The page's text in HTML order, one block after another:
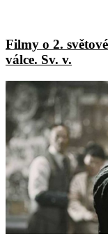
Filmy o 2.
válce. Sv. v.